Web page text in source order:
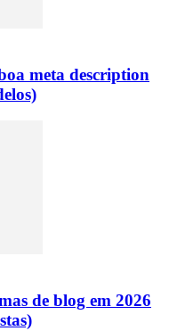
meta description
de blog em 2026